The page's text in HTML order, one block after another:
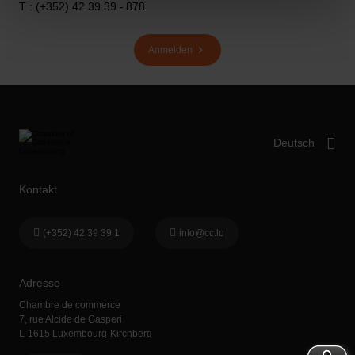
T : (+352) 42 39 39 - 878
Anmelden
Adresse
Chambre de commerce
7, rue Alcide de Gasperi
L-1615 Luxembourg-Kirchberg
Kontakt
(+352) 42 39 39 1 info@cc.lu